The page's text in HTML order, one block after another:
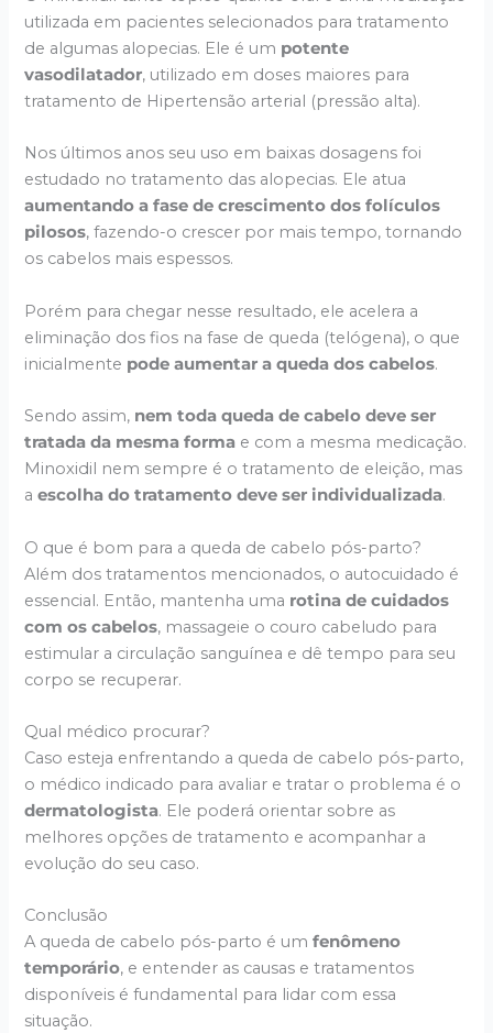
utilizada em pacientes selecionados para tratamento
de algumas alopecias. Ele é um potente
vasodilatador, utilizado em doses maiores para
tratamento de Hipertensão arterial (pressão alta).
Nos últimos anos seu uso em baixas dosagens foi
estudado no tratamento das alopecias. Ele atua
aumentando a fase de crescimento dos folículos
pilosos, fazendo-o crescer por mais tempo, tornando
os cabelos mais espessos.
Porém para chegar nesse resultado, ele acelera a
eliminação dos fios na fase de queda (telógena), o que
inicialmente pode aumentar a queda dos cabelos.
Sendo assim, nem toda queda de cabelo deve ser
tratada da mesma forma e com a mesma medicação.
Minoxidil nem sempre é o tratamento de eleição, mas
aescolha do tratamento deve ser individualizada.
O que é bom para a queda de cabelo pós-parto?
Além dos tratamentos mencionados, o autocuidado é
essencial. Então, mantenha uma rotina de cuidados
com os cabelos, massageie o couro cabeludo para
estimular a circulação sanguínea e dê tempo para seu
corpo se recuperar.
Qual médico procurar?
Caso esteja enfrentando a queda de cabelo pós-parto,
o médico indicado para avaliar e tratar o problema é o
dermatologista. Ele poderá orientar sobre as
melhores opções de tratamento e acompanhar a
evolução do seu caso.
Conclusão
A queda de cabelo pós-parto é umfenômeno
temporário, e entender as causas e tratamentos
disponíveis é fundamental para lidar com essa
situação.